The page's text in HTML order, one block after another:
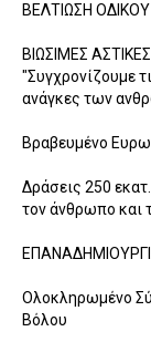
ΒΕΛΤΙΩΣΗ
ΒΙΩΣΙΜΕΣ
"Συγχρονίζουμε
ανάγκες των
Βραβευμένο
Δράσεις 250
τον άνθρωπο και
Ολοκληρωμένο
Βόλου